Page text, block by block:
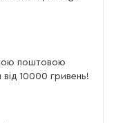
поштовою
10000 гривень!